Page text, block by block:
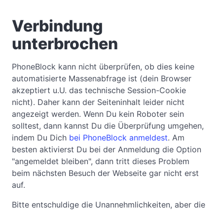
Verbindung
unterbrochen
PhoneBlock kann nicht überprüfen, ob dies keine
automatisierte Massenabfrage ist (dein Browser
akzeptiert u.U. das technische Session-Cookie
nicht). Daher kann der Seiteninhalt leider nicht
angezeigt werden. Wenn Du kein Roboter sein
solltest, dann kannst Du die Überprüfung umgehen,
indem Du Dich bei PhoneBlock anmeldest. Am
besten aktivierst Du bei der Anmeldung die Option
"angemeldet bleiben", dann tritt dieses Problem
beim nächsten Besuch der Webseite gar nicht erst
auf.
Bitte entschuldige die Unannehmlichkeiten, aber die